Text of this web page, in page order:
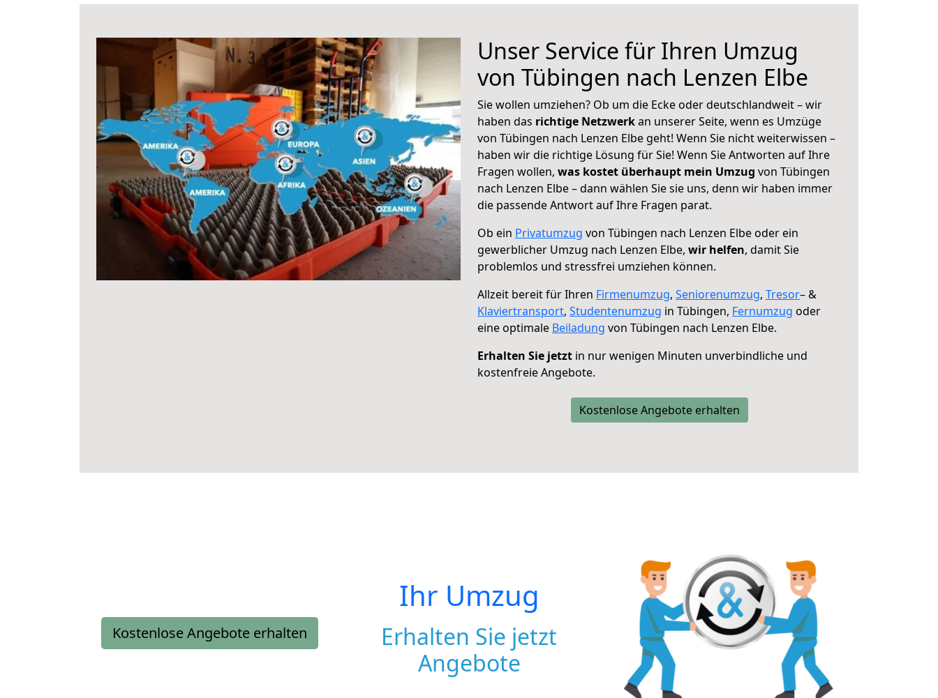
Unser Service für Ihren Umzug
von Tübingen nach Lenzen Elbe
Sie wollen umziehen? Ob um die Ecke oder deutschlandweit – wir
haben das richtige Netzwerkan unserer Seite, wenn es Umzüge
von Tübingen nach Lenzen Elbe geht! Wenn Sie nicht weiterwissen –
haben wir die richtige Lösung für Sie! Wenn Sie Antworten auf Ihre
Fragen wollen, was kostet überhaupt mein Umzug von Tübingen
nach Lenzen Elbe – dann wählen Sie sie uns, denn wir haben immer
die passende Antwort auf Ihre Fragen parat.
Ob ein Privatumzug von Tübingen nach Lenzen Elbe oder ein
gewerblicher Umzug nach Lenzen Elbe, wir helfen, damit Sie
problemlos und stressfrei umziehen können.
Allzeit bereit für Ihren Firmenumzug, Seniorenumzug, Tresor– &
Klaviertransport, Studentenumzug in Tübingen, Fernumzug oder
eine optimale Beiladung von Tübingen nach Lenzen Elbe.
Erhalten Sie jetzt in nur wenigen Minuten unverbindliche und
kostenfreie Angebote.
Kostenlose Angebote erhalten
Kostenlose Angebote erhalten
Ihr Umzug
Erhalten Sie jetzt
Angebote